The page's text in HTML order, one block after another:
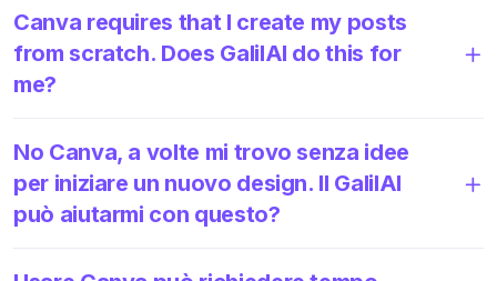
Canva requires that I create my posts
from scratch. Does GalilAI do this for
me?
No Canva, a volte mi trovo senza idee
per iniziare un nuovo design. Il GalilAI
può aiutarmi con questo?